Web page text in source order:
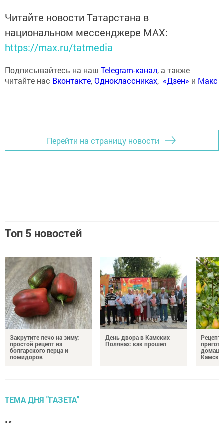
Читайте новости Татарстана в
национальном мессенджере MАХ:
https://max.ru/tatmedia
Подписывайтесь на наш Telegram-канал, а также
читайте нас Вконтакте,Одноклассниках, «Дзен» и Макс
Перейти на страницу новости
Топ 5 новостей
Закрутите лечо на зиму:
простой рецепт из
болгарского перца и
помидоров
День двора в Камских
Полянах: как прошел
ТЕМА ДНЯ "ГАЗЕТА"